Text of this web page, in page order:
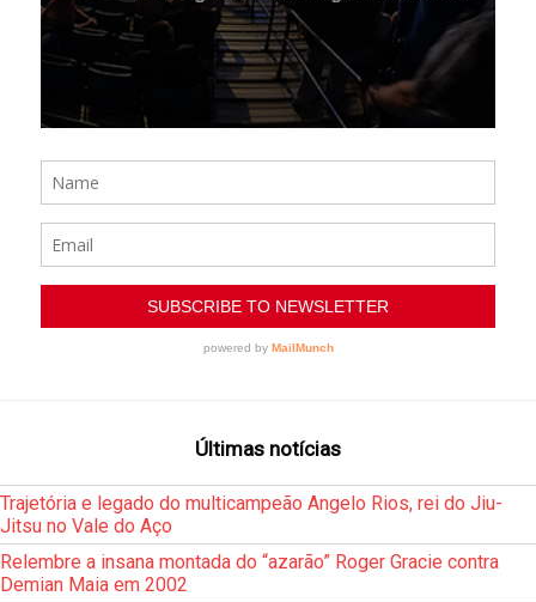
Últimas notícias
Trajetória e legado do multicampeão Angelo Rios, rei do Jiu-
Jitsu no Vale do Aço
Relembre a insana montada do “azarão” Roger Gracie contra
Demian Maia em 2002